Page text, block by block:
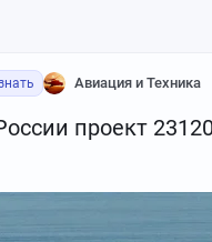
Авиация и Техника
проект 23120